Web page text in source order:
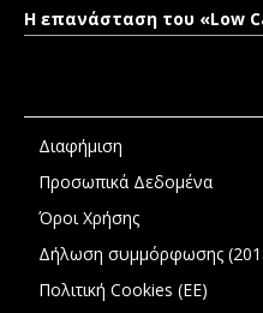
Η επανάσταση του «Low
Διαφήμιση
Προσωπικά Δεδομένα
Όροι Χρήσης
Δήλωση συμμόρφωσης
Πολιτική Cookies (ΕΕ)